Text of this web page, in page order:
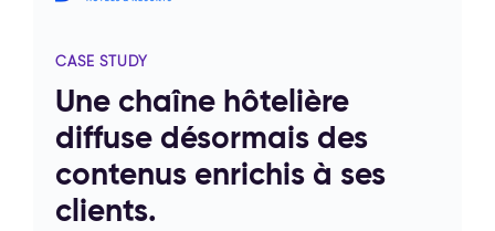
CASE STUDY
Une chaîne hôtelière
diffuse désormais des
contenus enrichis à ses
clients.